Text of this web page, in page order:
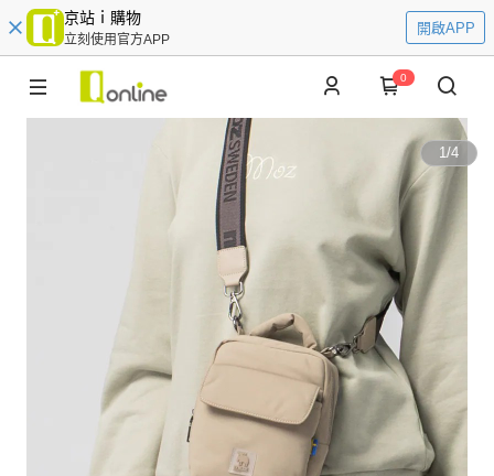
京站ｉ購物
立刻使用官方APP
開啟APP
0
1/4